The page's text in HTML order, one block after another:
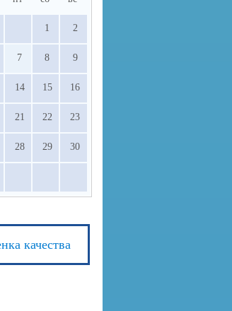
1 2
7 8 9
14 15 16
21 22 23
28 29 30
качества